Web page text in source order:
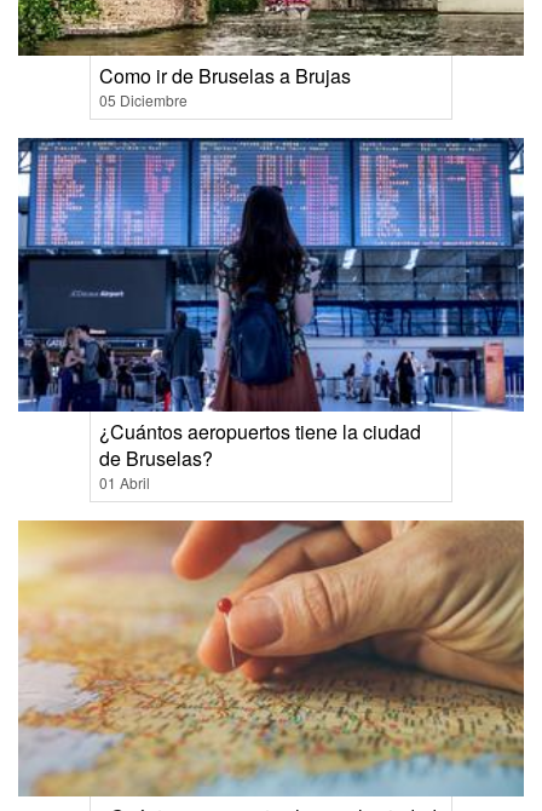
Como ir de Bruselas a Brujas
05 Diciembre
¿Cuántos aeropuertos tiene la ciudad
de Bruselas?
01 Abril